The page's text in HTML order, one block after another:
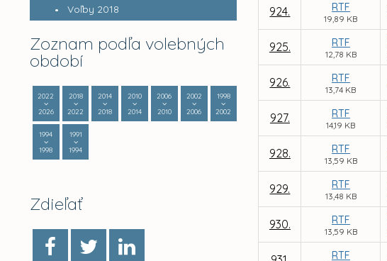
Voľby 2018
Zoznam podľa volebných
období
2022
2026
2018
2022
2014
2018
2010
2014
2006
2010
2002
2006
1998
2002
1994
1998
1991
1994
Zdieľať
924. RTF
19,89 KB
925. RTF
12,78 KB
926. RTF
13,74 KB
927. RTF
14,19 KB
928. RTF
13,59 KB
929. RTF
13,48 KB
930. RTF
13,59 KB
RTF